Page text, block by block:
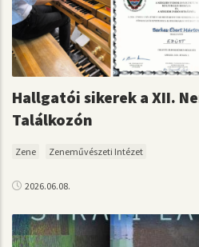
Hallgatói sikerek a XII.
Találkozón
Zene Zeneművészeti Intézet
2026.06.08.